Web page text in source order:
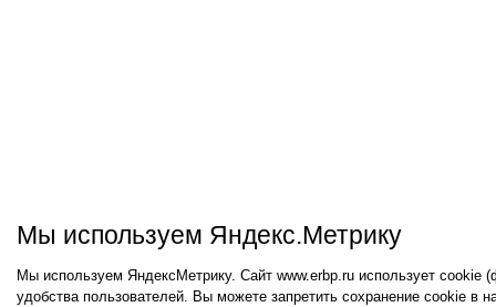
Мы используем Яндекс.Метрику
Мы используем ЯндексМетрику. Сайт www.erbp.ru использует
удобства пользователей. Вы можете запретить сохранение cookie в